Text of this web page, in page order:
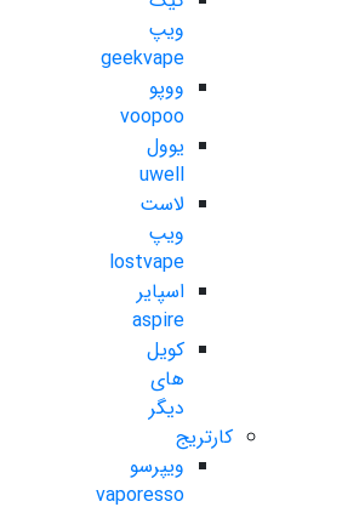
ویپ
geekvape
ووپو
voopoo
یوول
uwell
لاست
ویپ
lostvape
اسپایر
aspire
کویل
های
دیگر
کارتریج
ویپرسو
vaporesso